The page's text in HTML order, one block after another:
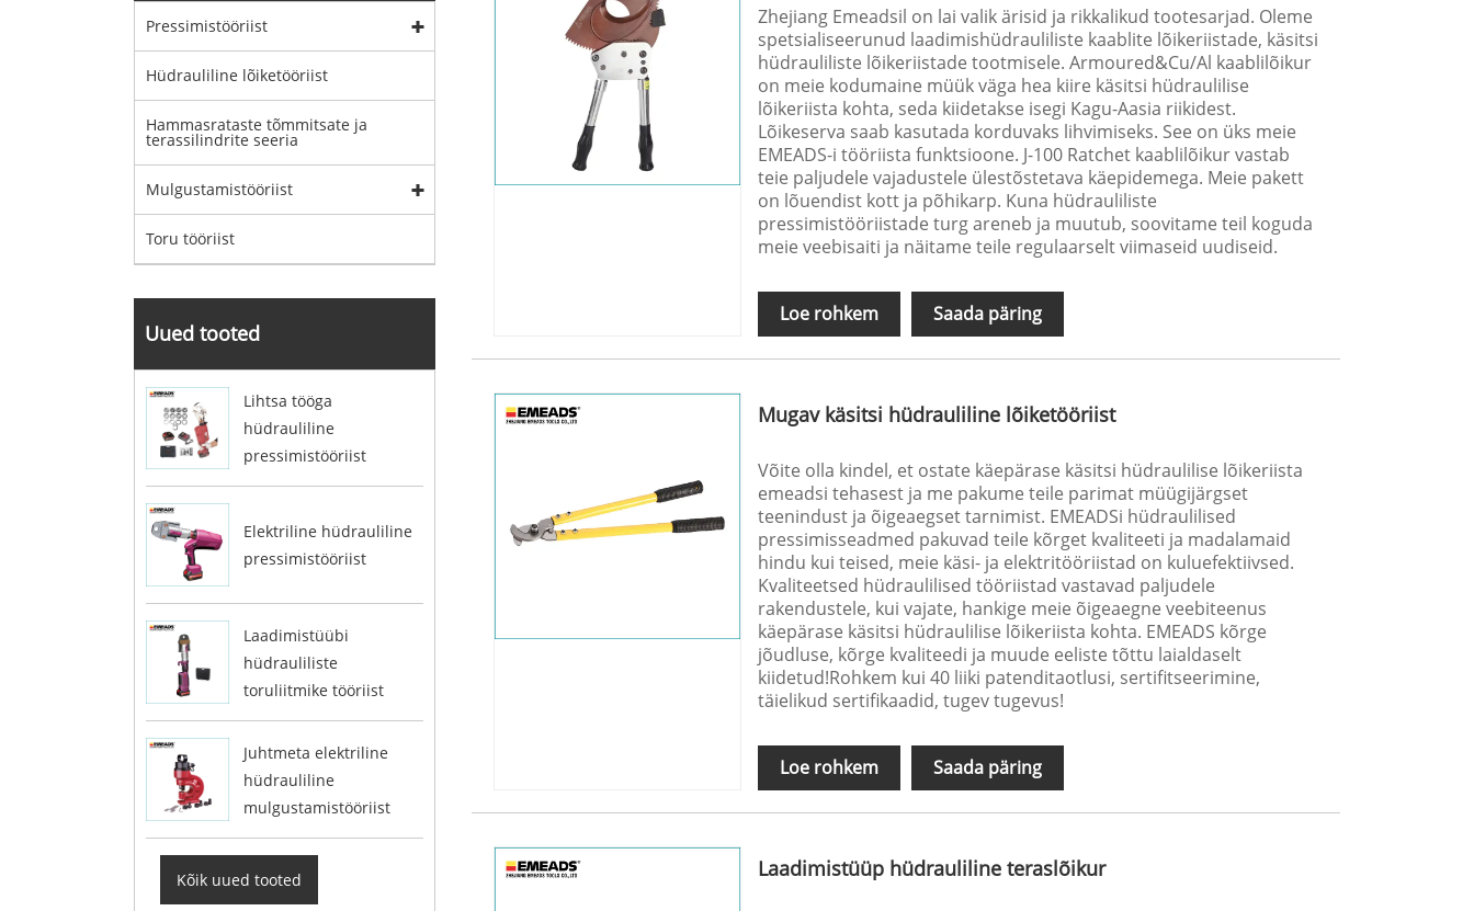
Pressimistööriist
Hüdrauliline lõiketööriist
Hammasrataste tõmmitsate ja
terassilindrite seeria
Mulgustamistööriist
Toru tööriist
Uued tooted
Lihtsa tööga
hüdrauliline
pressimistööriist
Elektriline hüdrauliline
pressimistööriist
Laadimistüübi
hüdrauliliste
toruliitmike tööriist
Juhtmeta elektriline
hüdrauliline
mulgustamistööriist
Kõik uued tooted
Zhejiang Emeadsil on lai valik ärisid ja rikkalikud tootesarjad. Oleme
spetsialiseerunud laadimishüdrauliliste kaablite lõikeriistade, käsitsi
hüdrauliliste lõikeriistade tootmisele. Armoured&Cu/Al kaablilõikur
on meie kodumaine müük väga hea kiire käsitsi hüdraulilise
lõikeriista kohta, seda kiidetakse isegi Kagu-Aasia riikidest.
Lõikeserva saab kasutada korduvaks lihvimiseks. See on üks meie
EMEADS-i tööriista funktsioone. J-100 Ratchet kaablilõikur vastab
teie paljudele vajadustele ülestõstetava käepidemega. Meie pakett
on lõuendist kott ja põhikarp. Kuna hüdrauliliste
pressimistööriistade turg areneb ja muutub, soovitame teil koguda
meie veebisaiti ja näitame teile regulaarselt viimaseid uudiseid.
Loe rohkem Saada päring
Mugav käsitsi hüdrauliline lõiketööriist
Võite olla kindel, et ostate käepärase käsitsi hüdraulilise lõikeriista
emeadsi tehasest ja me pakume teile parimat müügijärgset
teenindust ja õigeaegset tarnimist. EMEADSi hüdraulilised
pressimisseadmed pakuvad teile kõrget kvaliteeti ja madalamaid
hindu kui teised, meie käsi- ja elektritööriistad on kuluefektiivsed.
Kvaliteetsed hüdraulilised tööriistad vastavad paljudele
rakendustele, kui vajate, hankige meie õigeaegne veebiteenus
käepärase käsitsi hüdraulilise lõikeriista kohta. EMEADS kõrge
jõudluse, kõrge kvaliteedi ja muude eeliste tõttu laialdaselt
kiidetud!Rohkem kui 40 liiki patenditaotlusi, sertifitseerimine,
täielikud sertifikaadid, tugev tugevus!
Loe rohkem Saada päring
Laadimistüüp hüdrauliline teraslõikur